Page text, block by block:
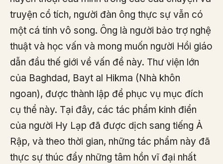
truyện cổ tích, người đàn ông thực sự vẫn có
một cá tính vô song. Ông là người bảo trợ nghệ
thuật và học vấn và mong muốn người Hồi giáo
dẫn đầu thế giới về vấn đề này. Thư viện lớn
của Baghdad, Bayt al Hikma (Nhà khôn
ngoan), được thành lập để phục vụ mục đích
cụ thể này. Tại đây, các tác phẩm kinh điển
của người Hy Lạp đã được dịch sang tiếng Ả
Rập, và theo thời gian, những tác phẩm này đã
thực sự thúc đẩy những tâm hồn vĩ đại nhất